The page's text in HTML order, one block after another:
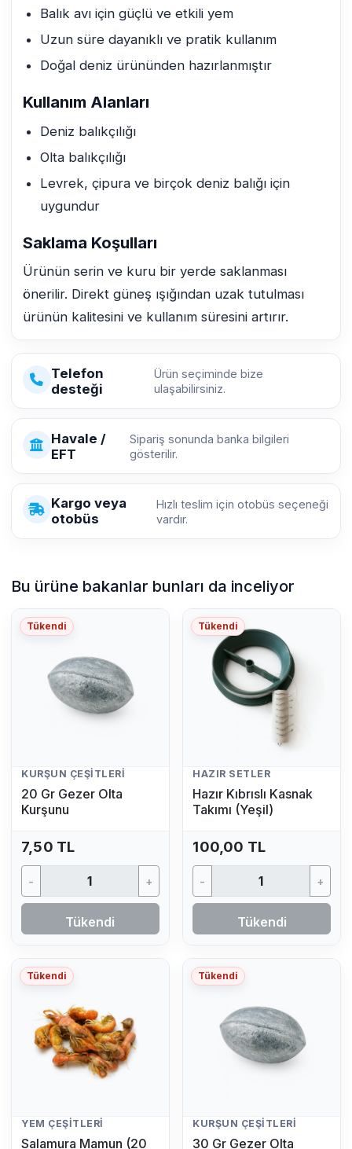
Balık avı için güçlü ve etkili yem
Uzun süre dayanıklı ve pratik kullanım
Doğal deniz ürününden hazırlanmıştır
Kullanım Alanları
Deniz balıkçılığı
Olta balıkçılığı
Levrek, çipura ve birçok deniz balığı için
uygundur
Saklama Koşulları
Ürünün serin ve kuru bir yerde saklanması
önerilir. Direkt güneş ışığından uzak tutulması
ürünün kalitesini ve kullanım süresini artırır.
Telefon
desteği
Ürün seçiminde bize
ulaşabilirsiniz.
Havale /
EFT
Sipariş sonunda banka bilgileri
gösterilir.
Kargo veya
otobüs
Hızlı teslim için otobüs seçeneği
vardır.
Bu ürüne bakanlar bunları da inceliyor
Tükendi
KURŞUN ÇEŞITLERI
20 Gr Gezer Olta
Kurşunu
7,50 TL
- +
Tükendi
Tükendi
HAZIR SETLER
Hazır Kıbrıslı Kasnak
Takımı (Yeşil)
100,00 TL
- +
Tükendi
Tükendi
YEM ÇEŞITLERI
Salamura Mamun (20
Tükendi
KURŞUN ÇEŞITLERI
30 Gr Gezer Olta